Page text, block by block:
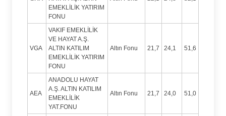
EMEKLİLİK YATIRIM
FONU
VGA
VAKIF EMEKLİLİK
VE HAYAT A.Ş.
ALTIN KATILIM
EMEKLİLİK YATIRIM
FONU
Altın Fonu 21,7 24,1 51,6
AEA
ANADOLU HAYAT
A.Ş. ALTIN KATILIM
EMEKLİLİK
YAT.FONU
Altın Fonu 21,7 24,0 51,0